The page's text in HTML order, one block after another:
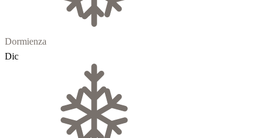
Dormienza
Dic